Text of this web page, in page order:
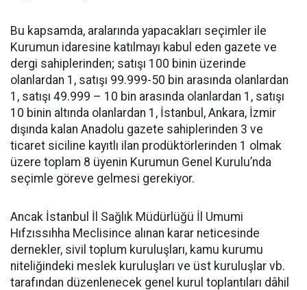
Bu kapsamda, aralarında yapacakları seçimler ile
Kurumun idaresine katılmayı kabul eden gazete ve
dergi sahiplerinden; satışı 100 binin üzerinde
olanlardan 1, satışı 99.999-50 bin arasında olanlardan
1, satışı 49.999 – 10 bin arasında olanlardan 1, satışı
10 binin altında olanlardan 1, İstanbul, Ankara, İzmir
dışında kalan Anadolu gazete sahiplerinden 3 ve
ticaret siciline kayıtlı ilan prodüktörlerinden 1 olmak
üzere toplam 8 üyenin Kurumun Genel Kurulu’nda
seçimle göreve gelmesi gerekiyor.
Ancak İstanbul İl Sağlık Müdürlüğü İl Umumi
Hıfzıssıhha Meclisince alınan karar neticesinde
dernekler, sivil toplum kuruluşları, kamu kurumu
niteliğindeki meslek kuruluşları ve üst kuruluşlar vb.
tarafından düzenlenecek genel kurul toplantıları dâhil